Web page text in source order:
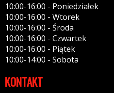
10:00-16:00 - Poniedziałek
10:00-16:00 - Wtorek
10:00-16:00 - Środa
10:00-16:00 - Czwartek
10:00-16:00 - Piątek
10:00-14:00 - Sobota
KONTAKT